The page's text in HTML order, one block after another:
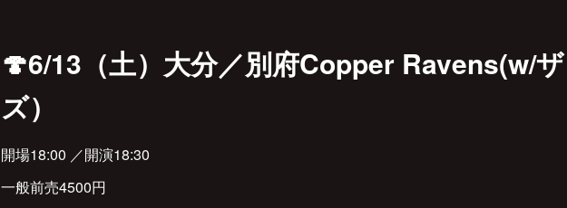
🍄6/13（土）大分／別府Copper Ravens(w/
ズ）
開場18:00 ／開演18:30
一般前売4500円